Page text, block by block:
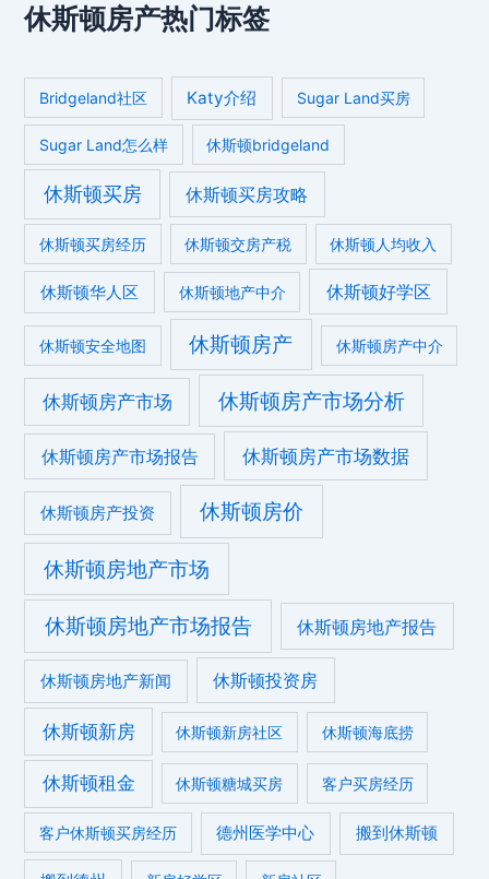
休斯顿房产热门标签
Bridgeland社区 Katy介绍 Sugar Land买房
Sugar Land怎么样 休斯顿bridgeland
休斯顿买房 休斯顿买房攻略
休斯顿买房经历 休斯顿交房产税 休斯顿人均收入
休斯顿华人区 休斯顿地产中介 休斯顿好学区
休斯顿安全地图 休斯顿房产 休斯顿房产中介
休斯顿房产市场 休斯顿房产市场分析
休斯顿房产市场报告 休斯顿房产市场数据
休斯顿房产投资 休斯顿房价
休斯顿房地产市场
休斯顿房地产市场报告 休斯顿房地产报告
休斯顿房地产新闻 休斯顿投资房
休斯顿新房 休斯顿新房社区 休斯顿海底捞
休斯顿租金 休斯顿糖城买房 客户买房经历
客户休斯顿买房经历 德州医学中心 搬到休斯顿